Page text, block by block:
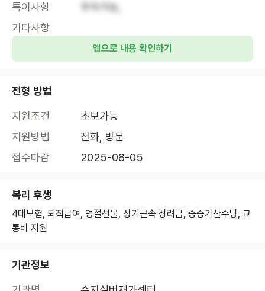
특이사항
주차가능,
기타사항
앱으로 내용 확인하기
전형 방법
지원조건
초보가능
지원방법
전화, 방문
접수마감
2025-08-05
복리 후생
4대보험, 퇴직급여, 명절선물, 장기근속 장려금, 중증가산수당, 교
통비 지원
기관정보